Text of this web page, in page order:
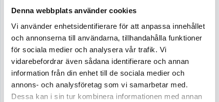
Denna webbplats använder cookies
Vi använder enhetsidentifierare för att anpassa innehållet
och annonserna till användarna, tillhandahålla funktioner
för sociala medier och analysera vår trafik. Vi
vidarebefordrar även sådana identifierare och annan
information från din enhet till de sociala medier och
annons- och analysföretag som vi samarbetar med.
Dessa kan i sin tur kombinera informationen med annan
Blommor ur samma kollektion ger ceremonin
Kransen finns i olika storlekar, ca 45-50 cm, 3
500 kr, 55-60 cm, 4 800 kr och 65-75 cm, 7 800
kr. Kontakta oss på blommor@ignis.se eller 08-
21 90 80 om du vill beställa en annan storlek än
den som visas på bild.